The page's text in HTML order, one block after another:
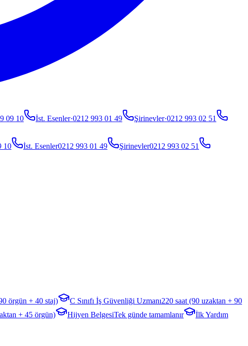
09 10 İst. Esenler·0212 993 01 49 Şirinevler·0212 993 02 51
10 İst. Esenler0212 993 01 49 Şirinevler0212 993 02 51
örgün + 40 staj) C Sınıfı İş Güvenliği Uzmanı220 saat (90 uzaktan + 90
+ 45 örgün) Hijyen BelgesiTek günde tamamlanır
İlk Yardım